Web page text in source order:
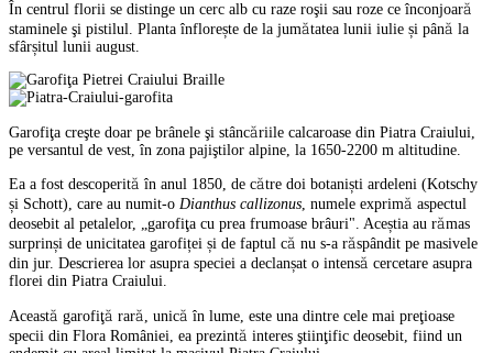
În centrul florii se distinge un cerc alb cu raze roşii sau roze ce înconjoară
staminele şi pistilul. Planta înflorește de la jumătatea lunii iulie și până la
sfârșitul lunii august.
Garofiţa creşte doar pe brânele şi stâncăriile calcaroase din Piatra Craiului,
pe versantul de vest, în zona pajiştilor alpine, la 1650-2200 m altitudine.
Ea a fost descoperită în anul 1850, de către doi botaniști ardeleni (Kotschy
și Schott), care au numit-o Dianthus callizonus, numele exprimă aspectul
deosebit al petalelor, „garofiţa cu prea frumoase brâuri". Aceștia au rămas
surprinși de unicitatea garofiței și de faptul că nu s-a răspândit pe masivele
din jur. Descrierea lor asupra speciei a declanșat o intensă cercetare asupra
florei din Piatra Craiului.
Această garofiţă rară, unică în lume, este una dintre cele mai preţioase
specii din Flora României, ea prezintă interes ştiinţific deosebit, fiind un